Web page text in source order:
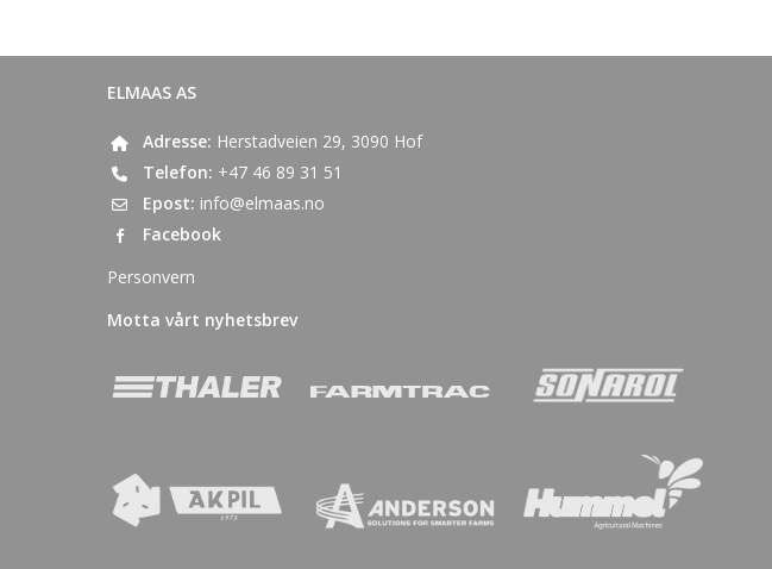
ELMAAS AS
Adresse: Herstadveien 29, 3090 Hof
Telefon: +47 46 89 31 51
Epost: info@elmaas.no
Facebook
Personvern
Motta vårt nyhetsbrev